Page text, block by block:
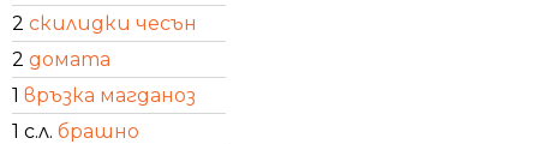
2 скилидки чесън
2 домата
1 връзка магданоз
1 с.л. брашно